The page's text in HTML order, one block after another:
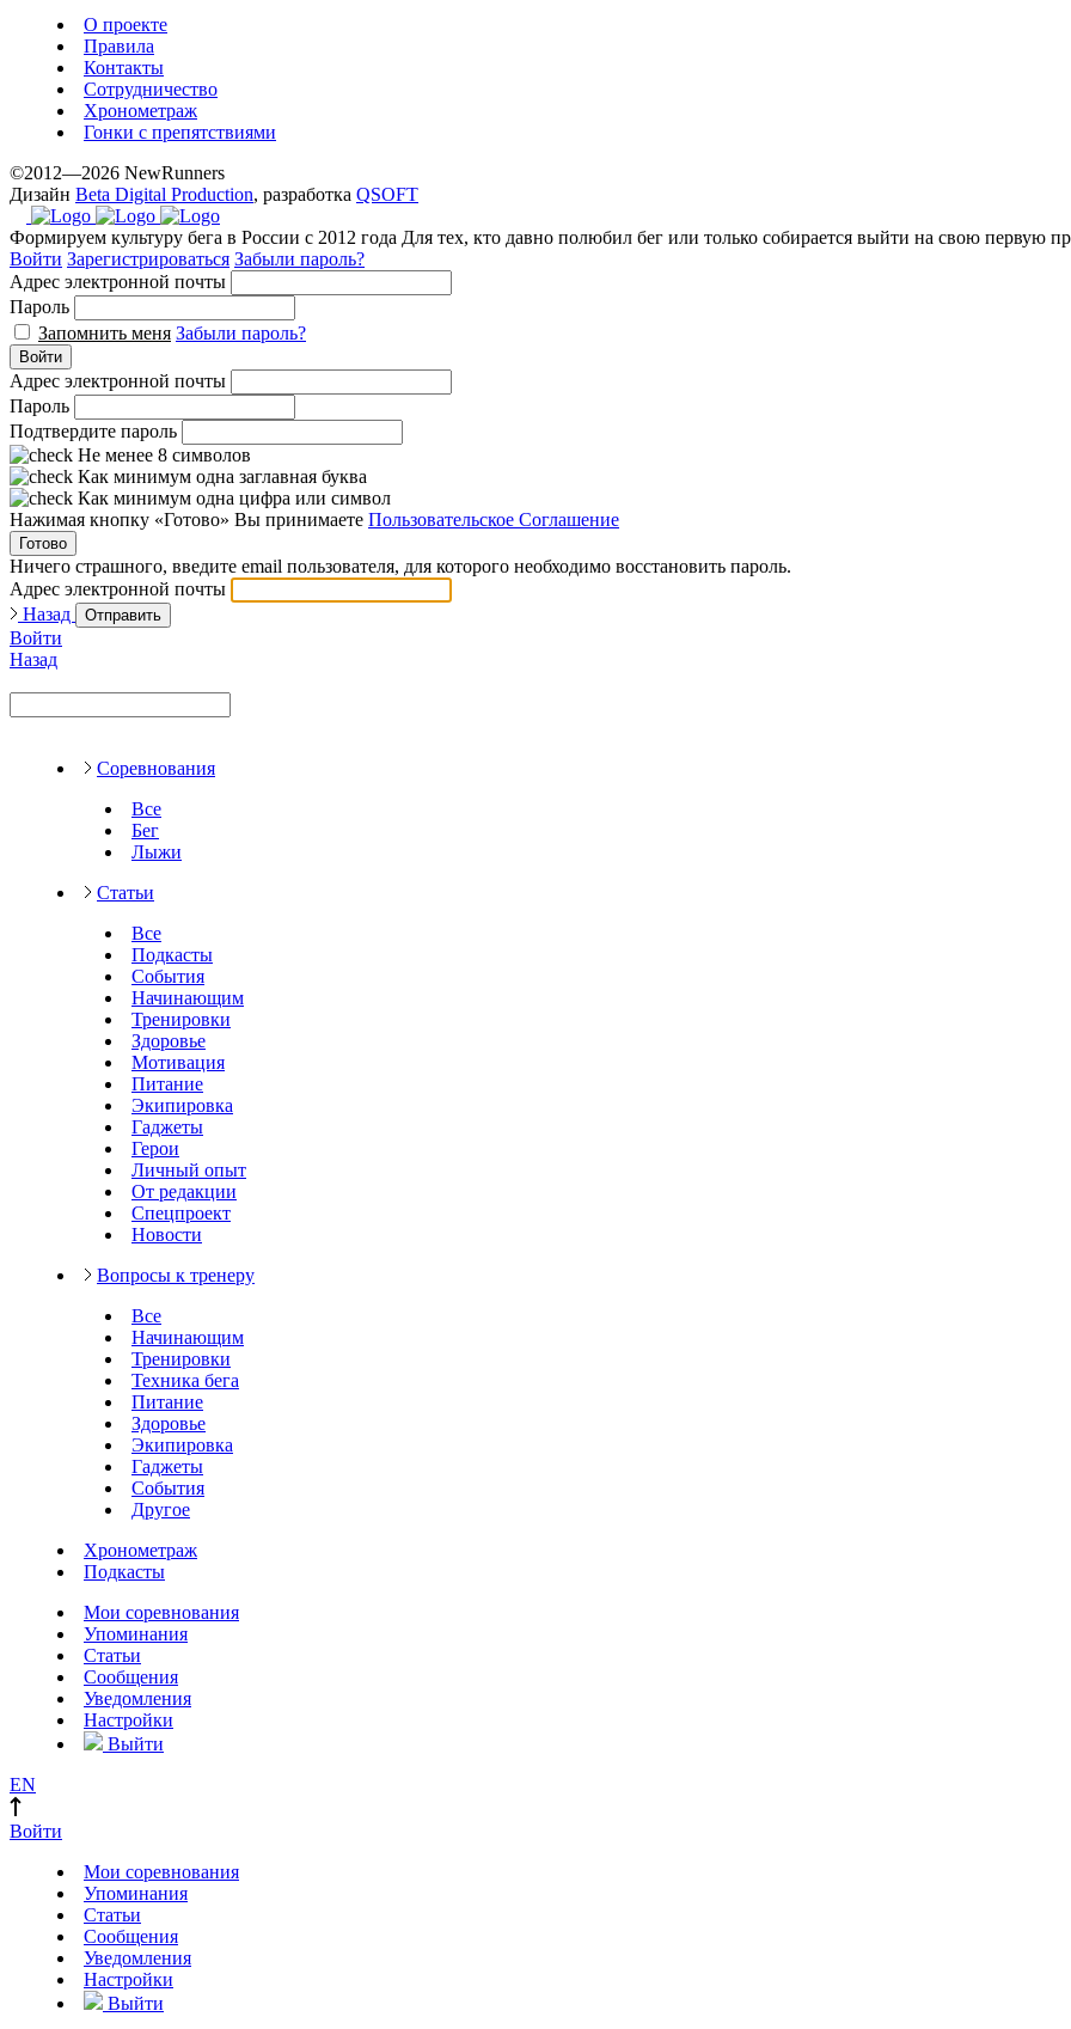
О проекте
Правила
Контакты
Сотрудничество
Хронометраж
Гонки с препятствиями
©2012—2026 NewRunners
Дизайн Beta Digital Production, разработка QSOFT
Формируем культуру бега в России с 2012 года Для тех, кто давно полюбил бег или только собирается выйти на свою первую
Войти Зарегистрироваться Забыли пароль?
Адрес электронной почты
Пароль
Запомнить меня Забыли пароль?
Войти
Адрес электронной почты
Пароль
Подтвердите пароль
Не менее 8 символов
Как минимум одна заглавная буква
Как минимум одна цифра или символ
Нажимая кнопку «Готово» Вы принимаете Пользовательское Соглашение
Готово
Ничего страшного, введите email пользователя, для которого необходимо восстановить пароль.
Адрес электронной почты
Назад
Отправить
Войти
Назад
Соревнования
Все
Бег
Лыжи
Статьи
Все
Подкасты
События
Начинающим
Тренировки
Здоровье
Мотивация
Питание
Экипировка
Гаджеты
Герои
Личный опыт
От редакции
Спецпроект
Новости
Вопросы к тренеру
Все
Начинающим
Тренировки
Техника бега
Питание
Здоровье
Экипировка
Гаджеты
События
Другое
Хронометраж
Подкасты
Мои соревнования
Упоминания
Статьи
Сообщения
Уведомления
Настройки
Выйти
EN
Войти
Мои соревнования
Упоминания
Статьи
Сообщения
Уведомления
Настройки
Выйти